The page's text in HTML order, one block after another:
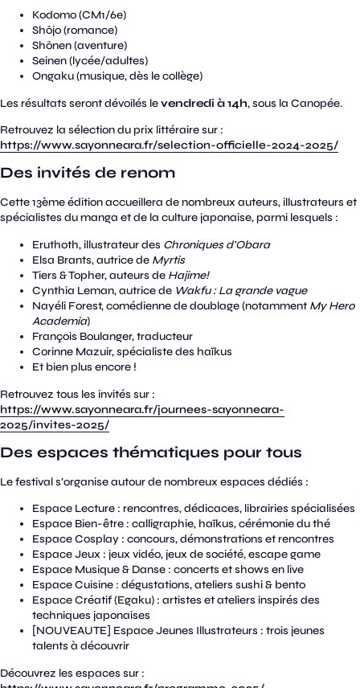
Kodomo (CM1/6e)
Shōjo (romance)
Shōnen (aventure)
Seinen (lycée/adultes)
Ongaku (musique, dès le collège)
Les résultats seront dévoilés levendredi à 14h, sous la Canopée.
Retrouvez la sélection du prix littéraire sur :
https://www.sayonneara.fr/selection-officielle-2024-2025/
Des invités de renom
Cette 13ème édition accueillera de nombreux auteurs, illustrateurs et
spécialistes du manga et de la culture japonaise, parmi lesquels :
Eruthoth, illustrateur des Chroniques d'Obara
Elsa Brants, autrice de Myrtis
Tiers & Topher, auteurs de Hajime!
Cynthia Leman, autrice de Wakfu : La grande vague
Nayéli Forest, comédienne de doublage (notamment My Hero
Academia)
François Boulanger, traducteur
Corinne Mazuir, spécialiste des haïkus
Et bien plus encore !
Retrouvez tous les invités sur :
https://www.sayonneara.fr/journees-sayonneara-
2025/invites-2025/
Des espaces thématiques pour tous
Le festival s’organise autour de nombreux espaces dédiés :
Espace Lecture : rencontres, dédicaces, librairies spécialisées
Espace Bien-être : calligraphie, haïkus, cérémonie du thé
Espace Cosplay : concours, démonstrations et rencontres
Espace Jeux : jeux vidéo, jeux de société, escape game
Espace Musique & Danse : concerts et shows en live
Espace Cuisine : dégustations, ateliers sushi & bento
Espace Créatif (Egaku) : artistes et ateliers inspirés des
techniques japonaises
[NOUVEAUTE] Espace Jeunes Illustrateurs : trois jeunes
talents à découvrir
Découvrez les espaces sur :